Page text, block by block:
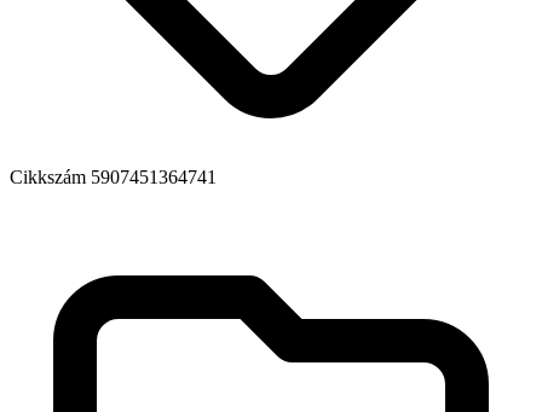
Cikkszám 5907451364741